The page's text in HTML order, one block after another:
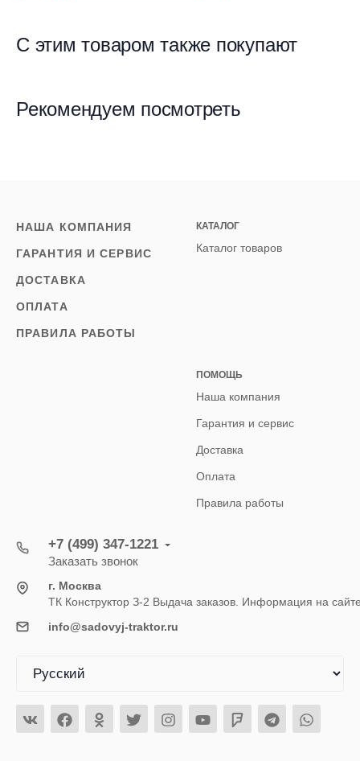
С этим товаром также покупают
Рекомендуем посмотреть
НАША КОМПАНИЯ
ГАРАНТИЯ И СЕРВИС
ДОСТАВКА
ОПЛАТА
ПРАВИЛА РАБОТЫ
КАТАЛОГ
Каталог товаров
ПОМОЩЬ
Наша компания
Гарантия и сервис
Доставка
Оплата
Правила работы
+7 (499) 347-1221
Заказать звонок
г. Москва
ТК Конструктор З-2 Выдача заказов. Информация на
info@sadovyj-traktor.ru